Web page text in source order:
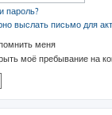
пароль?
выслать письмо для
меня
моё пребывание на